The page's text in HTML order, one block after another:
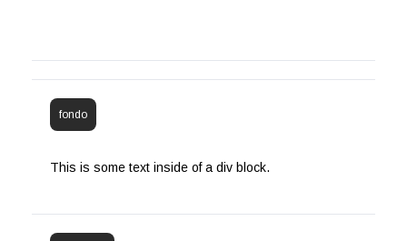
fondo
This is some text inside of a div block.